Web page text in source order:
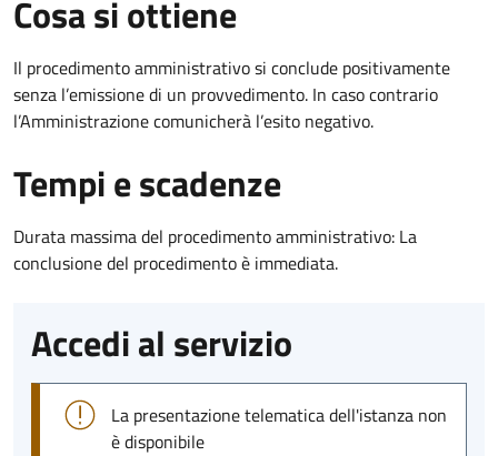
Cosa si ottiene
Il procedimento amministrativo si conclude positivamente
senza l’emissione di un provvedimento. In caso contrario
l’Amministrazione comunicherà l’esito negativo.
Tempi e scadenze
Durata massima del procedimento amministrativo: La
conclusione del procedimento è immediata.
Accedi al servizio
La presentazione telematica dell'istanza non
è disponibile